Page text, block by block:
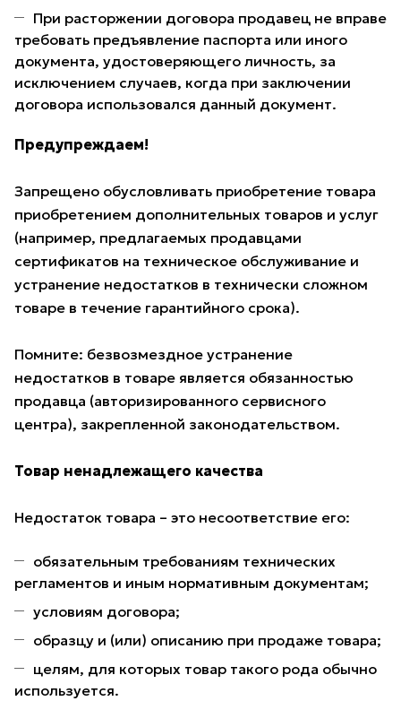
При расторжении договора продавец не вправе
требовать предъявление паспорта или иного
документа, удостоверяющего личность, за
исключением случаев, когда при заключении
договора использовался данный документ.
Предупреждаем!
Запрещено обусловливать приобретение товара
приобретением дополнительных товаров и услуг
(например, предлагаемых продавцами
сертификатов на техническое обслуживание и
устранение недостатков в технически сложном
товаре в течение гарантийного срока).
Помните: безвозмездное устранение
недостатков в товаре является обязанностью
продавца (авторизированного сервисного
центра), закрепленной законодательством.
Товар ненадлежащего качества
Недостаток товара – это несоответствие его:
обязательным требованиям технических
регламентов и иным нормативным документам;
условиям договора;
образцу и (или) описанию при продаже товара;
целям, для которых товар такого рода обычно
используется.